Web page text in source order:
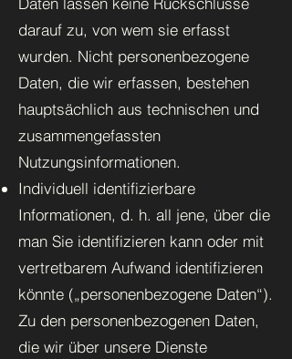
darauf zu, von wem sie erfasst
wurden. Nicht personenbezogene
Daten, die wir erfassen, bestehen
hauptsächlich aus technischen und
zusammengefassten
Nutzungsinformationen.
Individuell identifizierbare
Informationen, d. h. all jene, über die
man Sie identifizieren kann oder mit
vertretbarem Aufwand identifizieren
könnte („personenbezogene Daten“).
Zu den personenbezogenen Daten,
die wir über unsere Dienste